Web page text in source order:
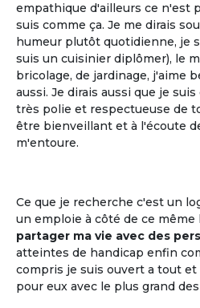
empathique d'ailleurs ce n'est
suis comme ça. Je me dirais
humeur plutôt quotidienne, je
suis un cuisinier diplômer), le
bricolage, de jardinage, j'aime
aussi. Je dirais aussi que je
très polie et respectueuse de
être bienveillant et à l'écoute
m'entoure.
Ce que je recherche c'est un
un emploie à côté de ce même
partager ma vie avec des
atteintes de handicap enfin
compris je suis ouvert a tout
pour eux avec le plus grand
Le